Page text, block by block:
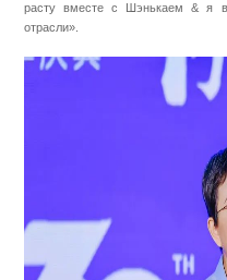
расту вместе с Шэнькаем & я
отрасли».